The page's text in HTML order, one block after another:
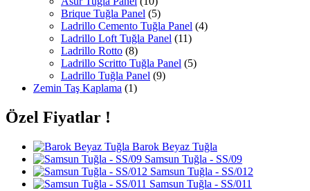
Brique Tuğla Panel (5)
Ladrillo Cemento Tuğla Panel (4)
Ladrillo Loft Tuğla Panel (11)
Ladrillo Rotto (8)
Ladrillo Scritto Tuğla Panel (5)
Ladrillo Tuğla Panel (9)
Zemin Taş Kaplama (1)
Özel Fiyatlar !
Barok Beyaz Tuğla
Samsun Tuğla - SS/09
Samsun Tuğla - SS/012
Samsun Tuğla - SS/011